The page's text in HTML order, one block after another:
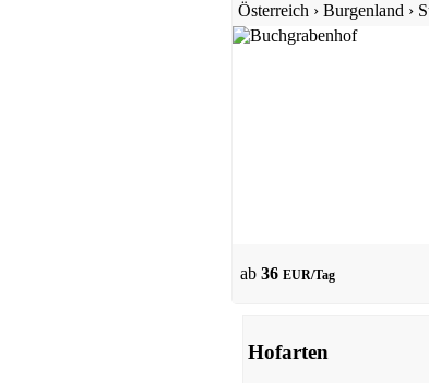
Österreich › Burgenland ›
ab 36 EUR/Tag
Hofarten